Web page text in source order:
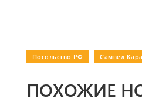
Посольство РФ Самвел
ПОХОЖИЕ